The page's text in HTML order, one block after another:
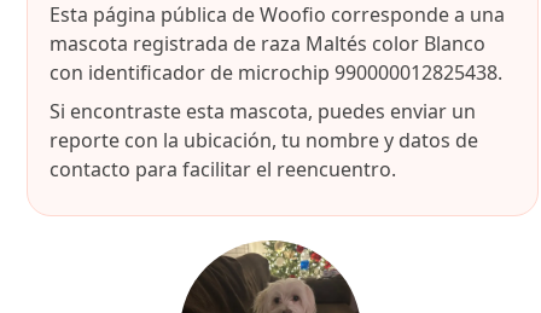
Esta página pública de Woofio corresponde a una
mascota registrada de raza Maltés color Blanco
con identificador de microchip 990000012825438.
Si encontraste esta mascota, puedes enviar un
reporte con la ubicación, tu nombre y datos de
contacto para facilitar el reencuentro.